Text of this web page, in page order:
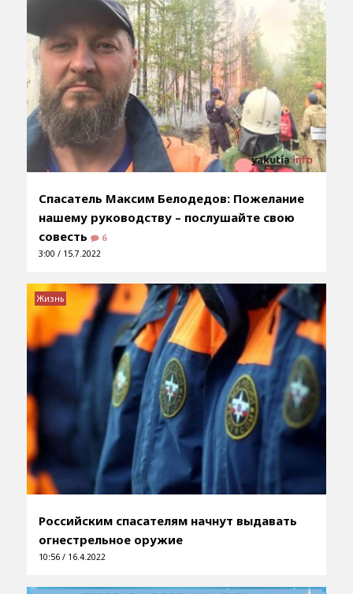
Спасатель Максим Белодедов: Пожелание
нашему руководству – послушайте свою
совесть
6
3:00 / 15.7.2022
Российским спасателям начнут выдавать
огнестрельное оружие
10:56 / 16.4.2022
Жизнь